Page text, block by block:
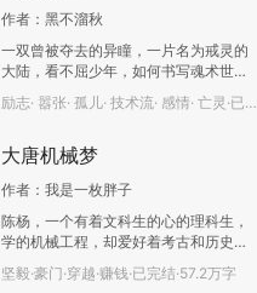
前这个妖魔鬼怪。 他的高冷、不可一
世、傲慢，都哪去了？ 难道被狗吃了
吗？
作者： 黑不溜秋
一双曾被夺去的异瞳，一片名为戒灵的
大陆，看不屈少年，如何书写魂术世界
的传奇。
励志· 嚣张· 孤儿· 技术流· 感情· 亡灵·已完结·130.1万字
大唐机械梦
作者： 我是一枚胖子
陈杨，一个有着文科生的心的理科生，
学的机械工程，却爱好着考古和历史，
毕业以后，厮混在一家专门做考古器械
的公司，慢慢的熟识了一众考古大佬。
坚毅·豪门·穿越·赚钱·已完结·57.2万字